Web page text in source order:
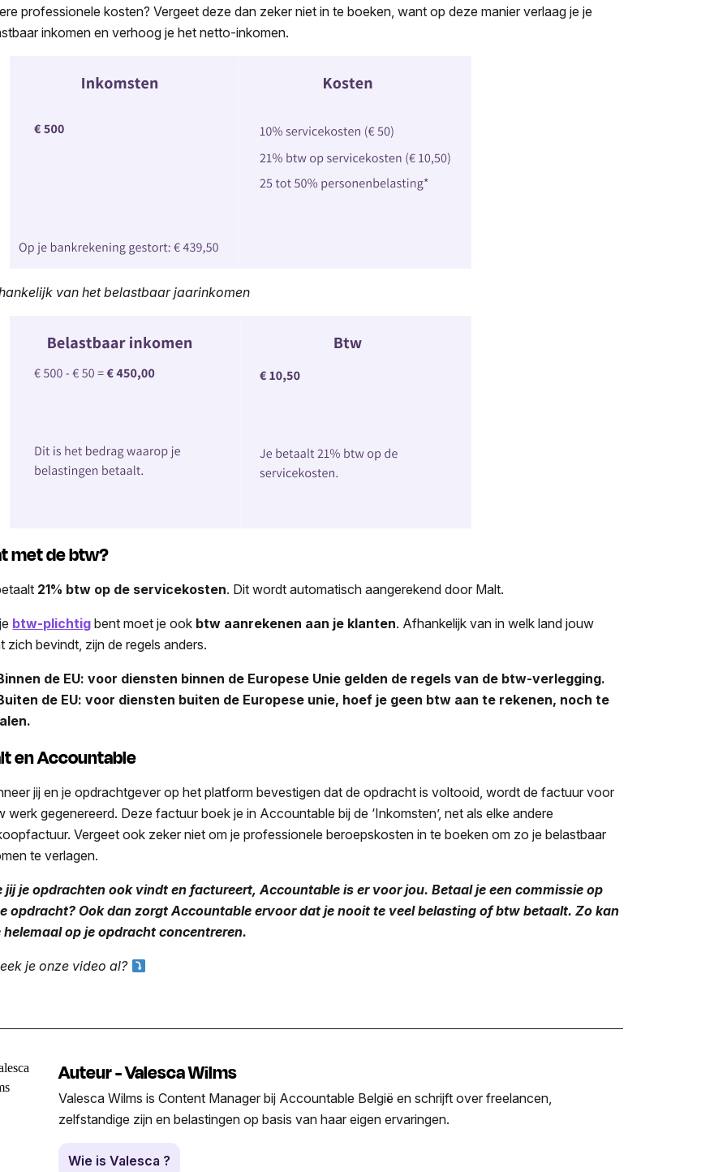
professionele kosten? Vergeet deze dan zeker niet in te boeken, want op deze manier verlaag je je
inkomen en verhoog je het netto-inkomen.
van het belastbaar jaarinkomen
met de btw?
21% btw op de servicekosten. Dit wordt automatisch aangerekend door Malt.
btw-plichtig bent moet je ook btw aanrekenen aan je klanten. Afhankelijk van in welk land jouw
zich bevindt, zijn de regels anders.
de EU: voor diensten binnen de Europese Unie gelden de regels van de btw-verlegging.
de EU: voor diensten buiten de Europese unie, hoef je geen btw aan te rekenen, noch te
en Accountable
jij en je opdrachtgever op het platform bevestigen dat de opdracht is voltooid, wordt de factuur voor
werk gegenereerd. Deze factuur boek je in Accountable bij de ‘Inkomsten’, net als elke andere
Vergeet ook zeker niet om je professionele beroepskosten in te boeken om zo je belastbaar
te verlagen.
jij je opdrachten ook vindt en factureert, Accountable is er voor jou. Betaal je een commissie op
opdracht? Ook dan zorgt Accountable ervoor dat je nooit te veel belasting of btw betaalt. Zo kan
helemaal op je opdracht concentreren.
je onze video al?
Auteur - Valesca Wilms
Valesca Wilms is Content Manager bij Accountable België en schrijft over freelancen,
zelfstandige zijn en belastingen op basis van haar eigen ervaringen.
Wie is Valesca ?